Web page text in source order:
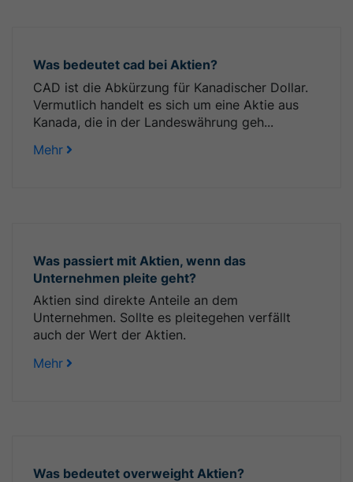
Was bedeutet cad bei Aktien?
CAD ist die Abkürzung für Kanadischer Dollar.
Vermutlich handelt es sich um eine Aktie aus
Kanada, die in der Landeswährung geh...
Mehr
Was passiert mit Aktien, wenn das
Unternehmen pleite geht?
Aktien sind direkte Anteile an dem
Unternehmen. Sollte es pleitegehen verfällt
auch der Wert der Aktien.
Mehr
Was bedeutet overweight Aktien?